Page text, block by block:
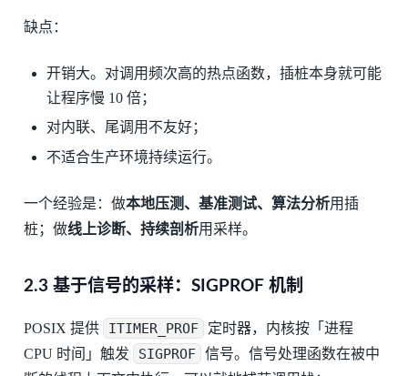
缺点：
开销大。对调用频次高的热点函数，插桩本身就可能
让程序慢 10 倍；
对内联、尾调用不友好；
不适合生产环境持续运行。
一个经验是：做本地压测、基准测试、算法分析用插
桩；做线上诊断、持续剖析用采样。
2.3 基于信号的采样：SIGPROF 机制
POSIX 提供 ITIMER_PROF
定时器，内核按「进程
CPU 时间」触发
SIGPROF 信号。信号处理函数在被中